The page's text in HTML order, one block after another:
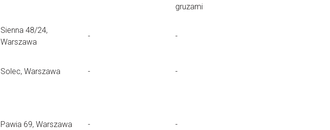
gruzami
Sienna 48/24,
Warszawa
- -
Solec, Warszawa - -
Pawia 69, Warszawa - -